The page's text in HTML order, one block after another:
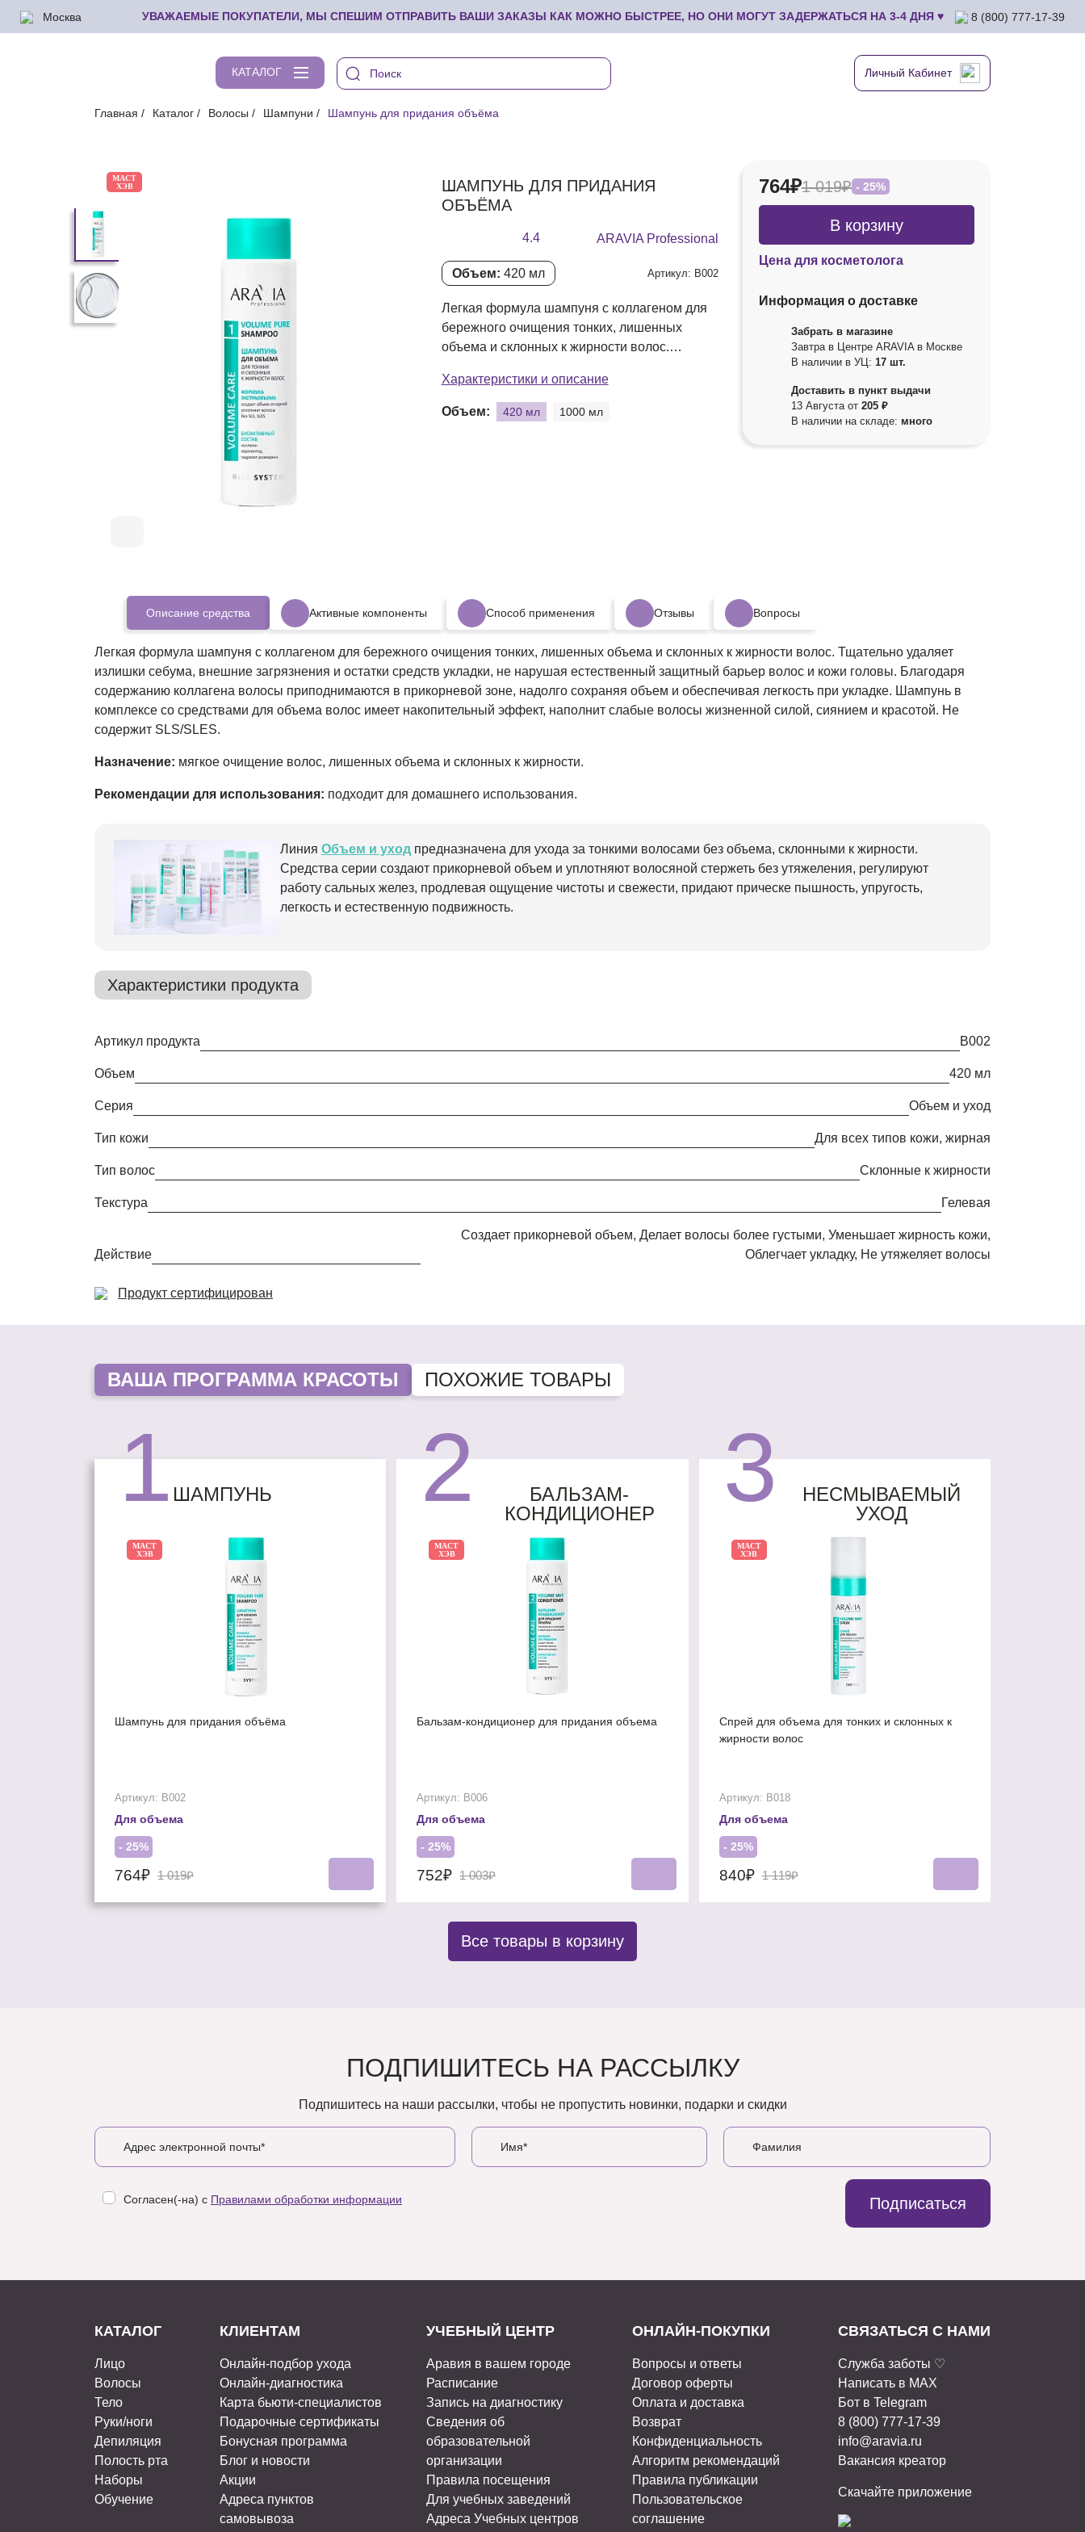
УВАЖАЕМЫЕ ПОКУПАТЕЛИ, МЫ СПЕШИМ ОТПРАВИТЬ ВАШИ ЗАКАЗЫ КАК МОЖНО БЫСТРЕЕ, НО ОНИ МОГУТ ЗАДЕРЖАТЬСЯ НА 3-4 ДНЯ ♥
Москва 8 (800) 777-17-39
КАТАЛОГ Личный Кабинет
Главная Каталог Волосы Шампуни Шампунь для придания объёма
МАСТ
ХЭВ
ШАМПУНЬ ДЛЯ ПРИДАНИЯ
ОБЪЁМА
4.4 ARAVIA Professional
Объем: 420 мл Артикул: В002
Легкая формула шампуня с коллагеном для
бережного очищения тонких, лишенных
объема и склонных к жирности волос.
Характеристики и описание
Объем: 420 мл 1000 мл
764₽1 019₽ - 25%
В корзину
Цена для косметолога
Информация о доставке
Забрать в магазине
Завтра в Центре ARAVIA в Москве
В наличии в УЦ:17 шт.
Доставить в пункт выдачи
13 Августа от205 ₽
В наличии на складе: много
Описание средства Активные компоненты Способ применения Отзывы Вопросы
Легкая формула шампуня с коллагеном для бережного очищения тонких, лишенных объема и склонных к жирности волос. Тщательно удаляет
излишки себума, внешние загрязнения и остатки средств укладки, не нарушая естественный защитный барьер волос и кожи головы. Благодаря
содержанию коллагена волосы приподнимаются в прикорневой зоне, надолго сохраняя объем и обеспечивая легкость при укладке. Шампунь в
комплексе со средствами для объема волос имеет накопительный эффект, наполнит слабые волосы жизненной силой, сиянием и красотой. Не
содержит SLS/SLES.
Назначение: мягкое очищение волос, лишенных объема и склонных к жирности.
Рекомендации для использования: подходит для домашнего использования.
Линия Объем и уход предназначена для ухода за тонкими волосами без объема, склонными к жирности.
Средства серии создают прикорневой объем и уплотняют волосяной стержеть без утяжеления, регулируют
работу сальных желез, продлевая ощущение чистоты и свежести, придают прическе пышность, упругость,
легкость и естественную подвижность.
Характеристики продукта
Артикул продукта В002
Объем 420 мл
Серия Объем и уход
Тип кожи Для всех типов кожи, жирная
Тип волос Cклонные к жирности
Текстура гелевая
Действие
Создает прикорневой объем, Делает волосы более густыми, Уменьшает жирность кожи,
Облегчает укладку, Не утяжеляет волосы
Продукт сертифицирован
ВАША ПРОГРАММА КРАСОТЫ ПОХОЖИЕ ТОВАРЫ
1ШАМПУНЬ
МАСТ
ХЭВ
Шампунь для придания объёма
Артикул: В002
Для объема
- 25%
764₽ 1 019₽
2
БАЛЬЗАМ-
КОНДИЦИОНЕР
МАСТ
ХЭВ
Бальзам-кондиционер для придания объема
Артикул: В006
Для объема
- 25%
752₽ 1 003₽
3
НЕСМЫВАЕМЫЙ
УХОД
МАСТ
ХЭВ
Спрей для объема для тонких и склонных к
жирности волос
Артикул: В018
Для объема
- 25%
840₽ 1 119₽
Все товары в корзину
ПОДПИШИТЕСЬ НА РАССЫЛКУ
Подпишитесь на наши рассылки, чтобы не пропустить новинки, подарки и скидки
Согласен(-на) с Правилами обработки информации Подписаться
КАТАЛОГ
Лицо
Волосы
Тело
Руки/ноги
Депиляция
Полость рта
Наборы
Обучение
КЛИЕНТАМ
Онлайн-подбор ухода
Онлайн-диагностика
Карта бьюти-специалистов
Подарочные сертификаты
Бонусная программа
Блог и новости
Акции
Адреса пунктов
самовывоза
УЧЕБНЫЙ ЦЕНТР
Аравия в вашем городе
Расписание
Запись на диагностику
Сведения об
образовательной
организации
Правила посещения
Для учебных заведений
Адреса Учебных центров
ОНЛАЙН-ПОКУПКИ
Вопросы и ответы
Договор оферты
Оплата и доставка
Возврат
Конфиденциальность
Алгоритм рекомендаций
Правила публикации
Пользовательское
соглашение
СВЯЗАТЬСЯ С НАМИ
Служба заботы ♡
Написать в MAX
Бот в Telegram
8 (800) 777-17-39
info@aravia.ru
Вакансия креатор
Скачайте приложение